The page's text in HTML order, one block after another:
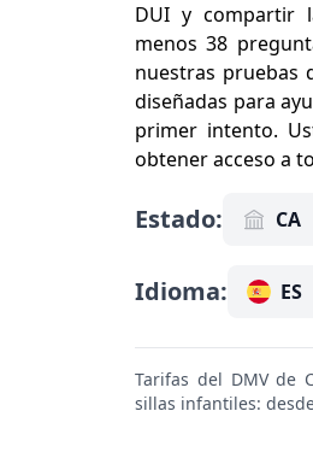
DUI y compartir
menos 38
nuestras pruebas
diseñadas para
primer intento.
obtener acceso a
Estado: CA
Idioma: ES
Tarifas del DMV de
sillas infantiles: